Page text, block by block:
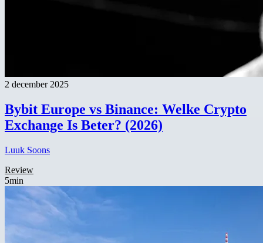
2 december 2025
Bybit Europe vs Binance: Welke Crypto
Exchange Is Beter? (2026)
Luuk Soons
Review
5min